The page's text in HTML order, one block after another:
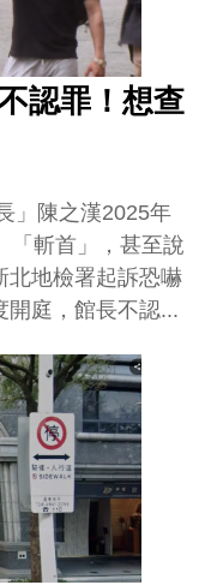
認罪！想查
」陳之漢2025年
「斬首」，甚至說
北地檢署起訴恐嚇
開庭，館長不認...